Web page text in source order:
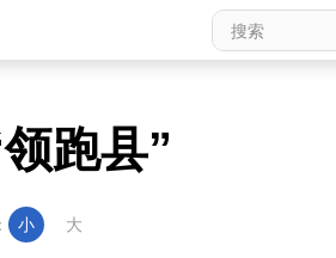
跑县”
小 大